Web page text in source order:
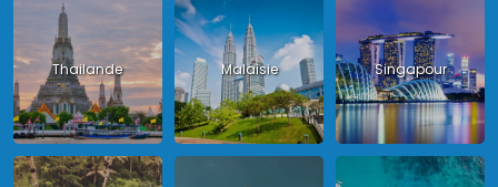
Thailande Malaisie Singapour